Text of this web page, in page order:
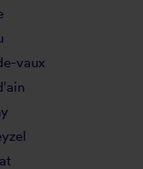
vaux